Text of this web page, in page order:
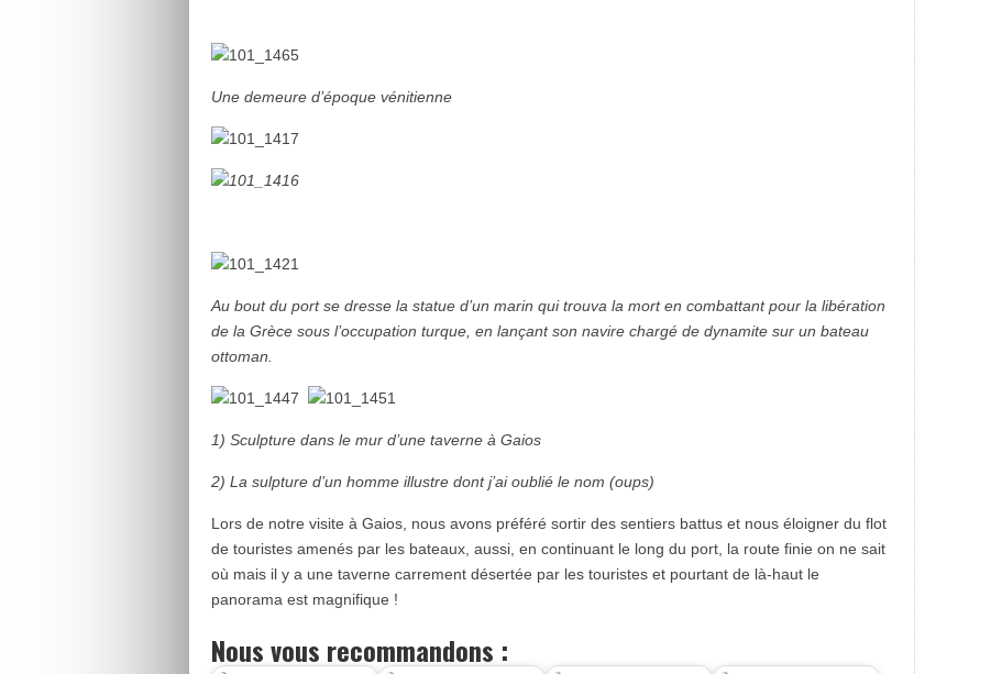
Une demeure d’époque vénitienne
Au bout du port se dresse la statue d’un marin qui trouva la mort en combattant pour la libération
de la Grèce sous l’occupation turque, en lançant son navire chargé de dynamite sur un bateau
ottoman.
1) Sculpture dans le mur d’une taverne à Gaios
2) La sulpture d’un homme illustre dont j’ai oublié le nom (oups)
Lors de notre visite à Gaios, nous avons préféré sortir des sentiers battus et nous éloigner du flot
de touristes amenés par les bateaux, aussi, en continuant le long du port, la route finie on ne sait
où mais il y a une taverne carrement désertée par les touristes et pourtant de là-haut le
panorama est magnifique !
Nous vous recommandons :